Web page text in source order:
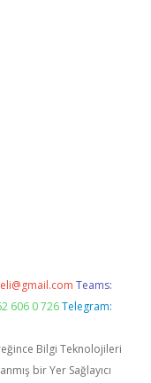
Teams:
606 0 726 Telegram:
Bilgi Teknolojileri
bir Yer Sağlayıcı